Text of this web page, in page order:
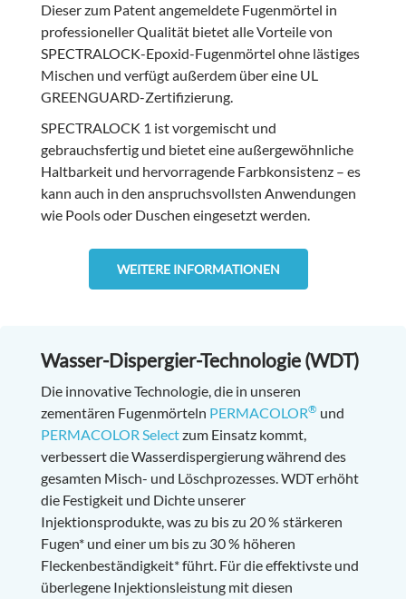
Dieser zum Patent angemeldete Fugenmörtel in
professioneller Qualität bietet alle Vorteile von
SPECTRALOCK-Epoxid-Fugenmörtel ohne lästiges
Mischen und verfügt außerdem über eine UL
GREENGUARD-Zertifizierung.
SPECTRALOCK 1 ist vorgemischt und
gebrauchsfertig und bietet eine außergewöhnliche
Haltbarkeit und hervorragende Farbkonsistenz – es
kann auch in den anspruchsvollsten Anwendungen
wie Pools oder Duschen eingesetzt werden.
WEITERE INFORMATIONEN
Wasser-Dispergier-Technologie (WDT)
Die innovative Technologie, die in unseren
zementären Fugenmörteln PERMACOLOR® und
PERMACOLOR Selectzum Einsatz kommt,
verbessert die Wasserdispergierung während des
gesamten Misch- und Löschprozesses. WDT erhöht
die Festigkeit und Dichte unserer
Injektionsprodukte, was zu bis zu 20 % stärkeren
Fugen* und einer um bis zu 30 % höheren
Fleckenbeständigkeit* führt. Für die effektivste und
überlegene Injektionsleistung mit diesen